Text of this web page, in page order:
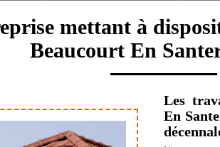
mettant à
Beaucourt En
Les
En